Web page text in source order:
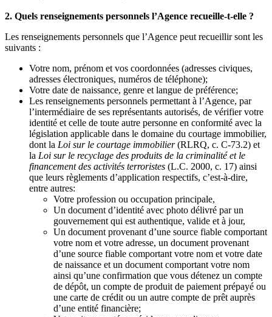
2. Quels renseignements personnels l’Agence recueille-t-elle ?
Les renseignements personnels que l’Agence peut recueillir sont les
suivants :
Votre nom, prénom et vos coordonnées (adresses civiques,
adresses électroniques, numéros de téléphone);
Votre date de naissance, genre et langue de préférence;
Les renseignements personnels permettant à l’Agence, par
l’intermédiaire de ses représentants autorisés, de vérifier votre
identité et celle de toute autre personne en conformité avec la
législation applicable dans le domaine du courtage immobilier,
dont la Loi sur le courtage immobilier(RLRQ, c. C-73.2) et
la Loi sur le recyclage des produits de la criminalité et le
financement des activités terroristes (L.C. 2000, c. 17) ainsi
que leurs règlements d’application respectifs, c’est-à-dire,
entre autres:
Votre profession ou occupation principale,
Un document d’identité avec photo délivré par un
gouvernement qui est authentique, valide et à jour,
Un document provenant d’une source fiable comportant
votre nom et votre adresse, un document provenant
d’une source fiable comportant votre nom et votre date
de naissance et un document comportant votre nom
ainsi qu’une confirmation que vous détenez un compte
de dépôt, un compte de produit de paiement prépayé ou
une carte de crédit ou un autre compte de prêt auprès
d’une entité financière;